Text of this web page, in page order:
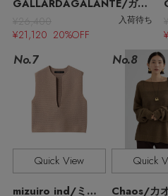
レッグウェア
ポーチ
チャーム・ストラップ
その他(傘・ハンカチ・時
チャーム
BRAND NEWS
HOT STYLE
GALLARDAGALANTE/ガリャルダガランテ
¥26,400
入荷待ち
¥21,120 20%OFF
No.7
Quick View
mizuiro ind/ミズイロインド
No.8
Quick
Chaos/カ